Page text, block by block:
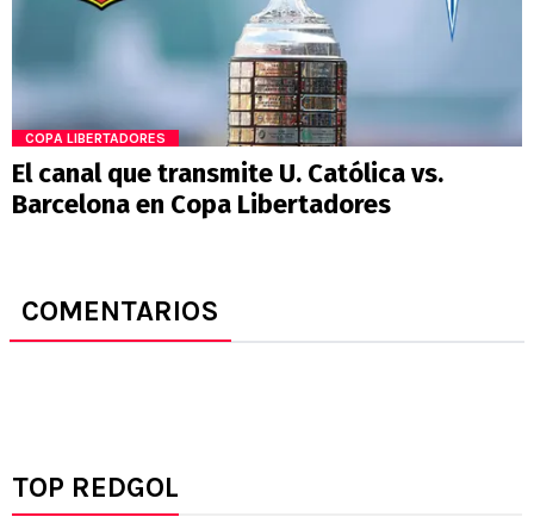
COPA LIBERTADORES
El canal que transmite U. Católica vs.
Barcelona en Copa Libertadores
COMENTARIOS
TOP REDGOL